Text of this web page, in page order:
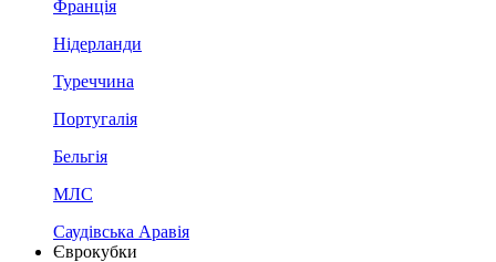
Франція
Нідерланди
Туреччина
Португалія
Бельгія
МЛС
Саудівська Аравія
Єврокубки